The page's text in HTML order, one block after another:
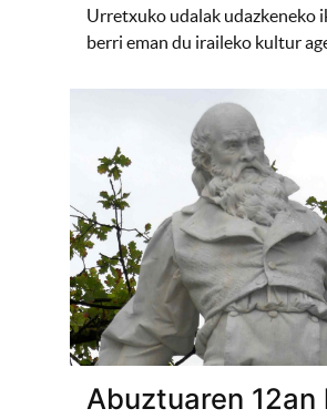
Urretxuko udalak udazkeneko
berri eman du iraileko kultur
Abuztuaren 12an